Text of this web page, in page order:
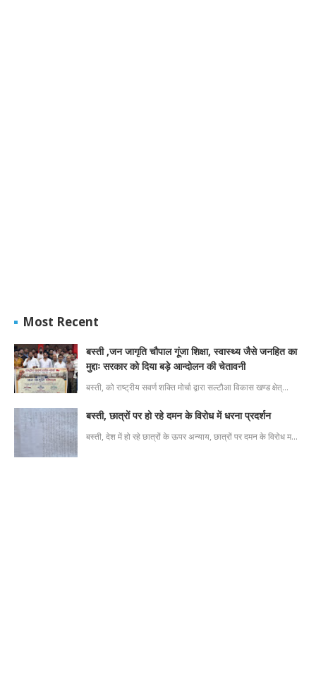
Most Recent
बस्ती ,जन जागृति चौपाल गूंजा शिक्षा, स्वास्थ्य जैसे जनहित का
मुद्दाः सरकार को दिया बड़े आन्दोलन की चेतावनी
बस्ती, को राष्ट्रीय सवर्ण शक्ति मोर्चा द्वारा सल्टौआ विकास खण्ड क्षेत्…
बस्ती, छात्रों पर हो रहे दमन के विरोध में धरना प्रदर्शन
बस्ती, देश में हो रहे छात्रों के ऊपर अन्याय, छात्रों पर दमन के विरोध म…